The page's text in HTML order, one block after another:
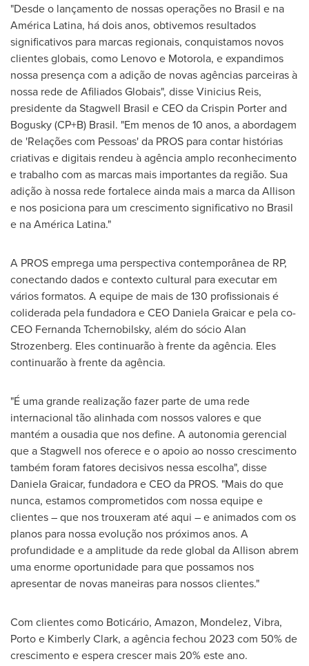
"Desde o lançamento de nossas operações no Brasil e na
América Latina, há dois anos, obtivemos resultados
significativos para marcas regionais, conquistamos novos
clientes globais, como Lenovo e Motorola, e expandimos
nossa presença com a adição de novas agências parceiras à
nossa rede de Afiliados Globais", disseVinicius Reis,
presidente da Stagwell Brasil e CEO da Crispin Porter and
Bogusky (CP+B) Brasil. "Em menos de 10 anos, a abordagem
de 'Relações com Pessoas' da PROS para contar histórias
criativas e digitais rendeu à agência amplo reconhecimento
e trabalho com as marcas mais importantes da região. Sua
adição à nossa rede fortalece ainda mais a marca da Allison
e nos posiciona para um crescimento significativo no Brasil
e na América Latina."
A PROS emprega uma perspectiva contemporânea de RP,
conectando dados e contexto cultural para executar em
vários formatos. A equipe de mais de 130 profissionais é
coliderada pela fundadora e CEO Daniela Graicare pela co-
CEO Fernanda Tchernobilsky, além do sócioAlan
Strozenberg. Eles continuarão à frente da agência. Eles
continuarão à frente da agência.
"É uma grande realização fazer parte de uma rede
internacional tão alinhada com nossos valores e que
mantém a ousadia que nos define. A autonomia gerencial
que a Stagwell nos oferece e o apoio ao nosso crescimento
também foram fatores decisivos nessa escolha", disse
Daniela Graicar, fundadora e CEO da PROS. "Mais do que
nunca, estamos comprometidos com nossa equipe e
clientes – que nos trouxeram até aqui – e animados com os
planos para nossa evolução nos próximos anos. A
profundidade e a amplitude da rede global da Allison abrem
uma enorme oportunidade para que possamos nos
apresentar de novas maneiras para nossos clientes."
Com clientes como Boticário, Amazon, Mondelez, Vibra,
Portoe Kimberly Clark, a agência fechou 2023 com 50% de
crescimento e espera crescer mais 20% este ano.